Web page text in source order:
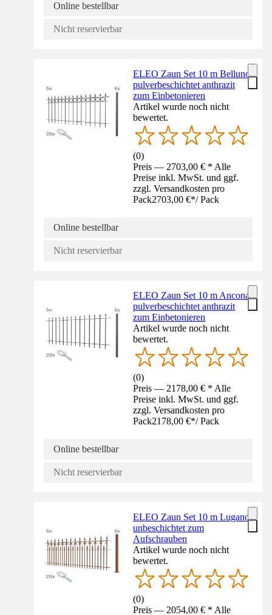
Online bestellbar
Nicht reservierbar
ELEO Zaun Set 10 m Belluno
pulverbeschichtet anthrazit
zum Einbetonieren
Artikel wurde noch nicht
bewertet.
(0)
Preis — 2703,00 € * Alle
Preise inkl. MwSt. und ggf.
zzgl. Versandkosten pro
Pack2703,00 €*/ Pack
Online bestellbar
Nicht reservierbar
ELEO Zaun Set 10 m Ancona
pulverbeschichtet anthrazit
zum Einbetonieren
Artikel wurde noch nicht
bewertet.
(0)
Preis — 2178,00 € * Alle
Preise inkl. MwSt. und ggf.
zzgl. Versandkosten pro
Pack2178,00 €*/ Pack
Online bestellbar
Nicht reservierbar
ELEO Zaun Set 10 m Lugano
unbeschichtet zum
Aufschrauben
Artikel wurde noch nicht
bewertet.
(0)
Preis — 2054,00 € * Alle